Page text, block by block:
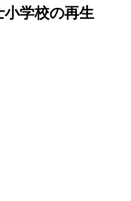
学校の再生